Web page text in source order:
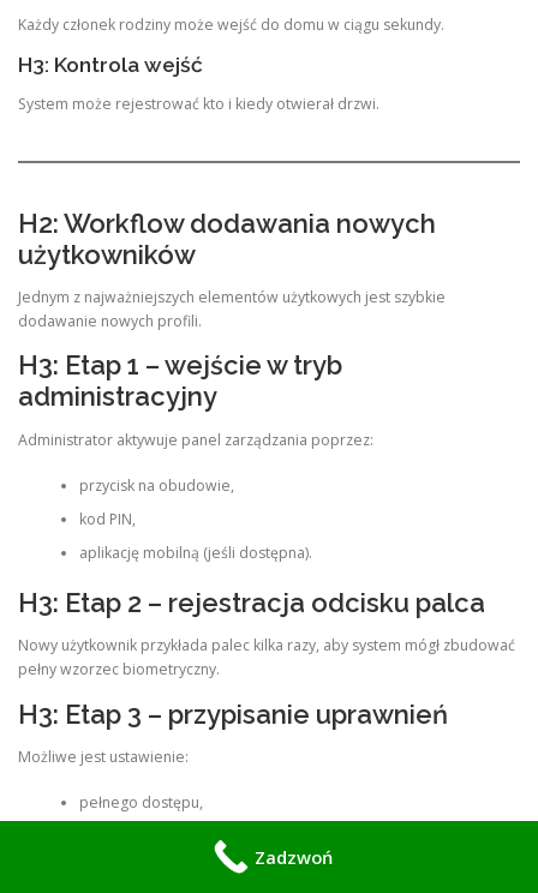
Każdy członek rodziny może wejść do domu w ciągu sekundy.
H3: Kontrola wejść
System może rejestrować kto i kiedy otwierał drzwi.
H2: Workflow dodawania nowych
użytkowników
Jednym z najważniejszych elementów użytkowych jest szybkie
dodawanie nowych profili.
H3: Etap 1 – wejście w tryb
administracyjny
Administrator aktywuje panel zarządzania poprzez:
przycisk na obudowie,
kod PIN,
aplikację mobilną (jeśli dostępna).
H3: Etap 2 – rejestracja odcisku palca
Nowy użytkownik przykłada palec kilka razy, aby system mógł zbudować
pełny wzorzec biometryczny.
H3: Etap 3 – przypisanie uprawnień
Możliwe jest ustawienie:
pełnego dostępu,
dostępu czasowego,
dostępu ograniczonego,
Zadzwoń